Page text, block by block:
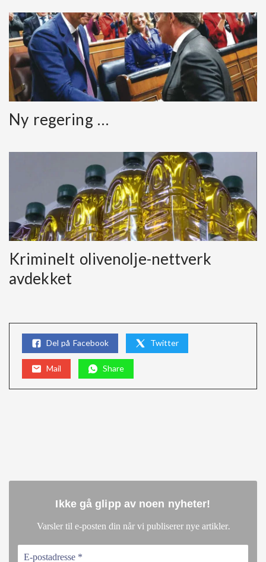
Ny regering …
Kriminelt olivenolje-nettverk
avdekket
Del på Facebook Twitter
Mail Share
Ikke gå glipp av noen nyheter!
Varsler til e-posten din når vi publiserer nye artikler.